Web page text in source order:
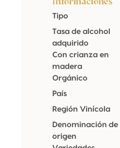
Tipo
Tasa de alcohol
adquirido
Con crianza en
madera
Orgánico
País
Región Vinícola
Denominación de
origen